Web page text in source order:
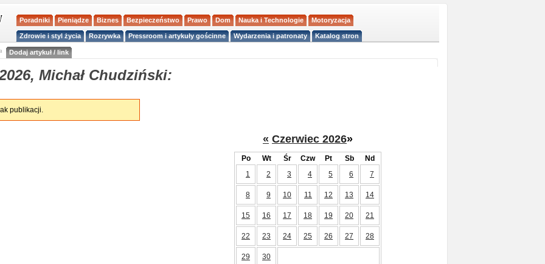
Poradniki Pieniądze Biznes Bezpieczeństwo Prawo Dom Nauka i Technologie Motoryzacja
Zdrowie i styl życia Rozrywka Pressroom i artykuły gościnne Wydarzenia i patronaty Katalog stron
Dodaj artykuł / link
Michał Chudziński:
publikacji.
« Czerwiec 2026»
Po Wt Śr Czw Pt Sb
Nd
1
2 3 4 5 6 7
8 9 10 11 12 13 14
15 16 17 18 19 20 21
22 23 24 25 26 27 28
29 30